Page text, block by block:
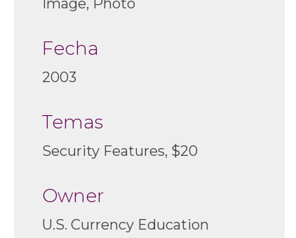
Image, Photo
Fecha
2003
Temas
Security Features $20
Owner
U.S. Currency Education